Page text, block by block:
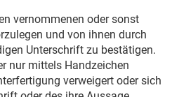
vernommenen oder sonst
und von ihnen durch
Unterschrift zu bestätigen.
nur mittels Handzeichen
verweigert oder sich